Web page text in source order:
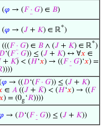
(𝜑 → (𝐹 · 𝐺) ∈ 𝐵)
(𝜑 → (𝐽 + 𝐾) ∈ ℝ*)
(((𝐹 · 𝐺) ∈ 𝐵 ∧ (𝐽 + 𝐾) ∈ ℝ*)
‘(𝐹 · 𝐺)) ≤ (𝐽 + 𝐾) ↔ ∀𝑥 ∈
+ 𝐾) < (𝐻‘𝑥) → ((𝐹 · 𝐺)‘𝑥) =
))))
𝜑 → ((𝐷‘(𝐹 · 𝐺)) ≤ (𝐽 + 𝐾)
∈ 𝐴 ((𝐽 + 𝐾) < (𝐻‘𝑥) → ((𝐹
) = (0g‘𝑅))))
→ (𝐷‘(𝐹 · 𝐺)) ≤ (𝐽 + 𝐾))